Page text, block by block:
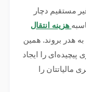
مستقیم دچار
هزینه انتقال
هدر بروند. همین
را ایجاد
مالیاتتان را